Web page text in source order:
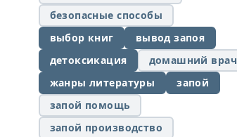
безопасные способы
выбор книг
вывод запоя
детоксикация
домашний врач
жанры литературы
запой
запой помощь
запой производство